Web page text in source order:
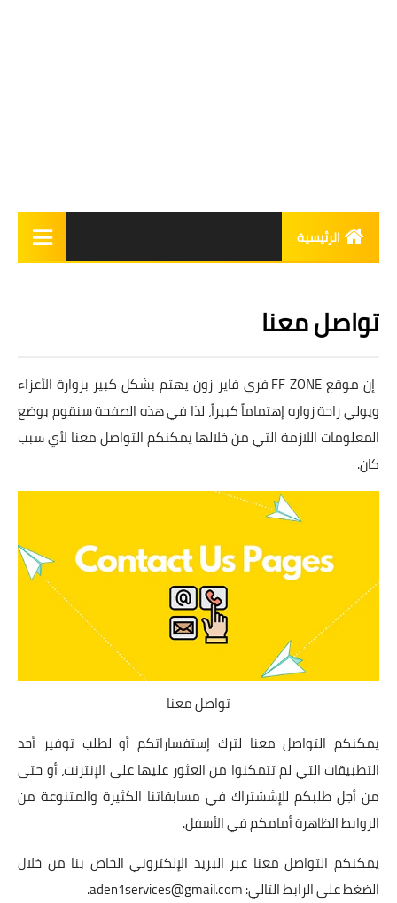
الرئيسية
جواهر مجانية
تطبيقات جواهر
فيديو
تواصل معنا
إن موقع FF ZONE فري فاير زون يهتم بشكل كبير بزوارة الأعزاء
ويولي راحة زواره إهتماماً كبيراً، لذا في هذه الصفحة سنقوم بوضع
المعلومات اللازمة التي من خلالها يمكنكم التواصل معنا لأي سبب
كان.
تواصل معنا
يمكنكم التواصل معنا لترك إستفساراتكم أو لطلب توفير أحد
التطبيقات التي لم تتمكنوا من العثور عليها على الإنترنت، أو حتى
من أجل طلبكم للإششتراك في مسابقاتنا الكثيرة والمتنوعة من
الروابط الظاهرة أمامكم في الأسفل.
يمكنكم التواصل معنا عبر البريد الإلكتروني الخاص بنا من خلال
الضغط على الرابط التالي:aden1services@gmail.com
.